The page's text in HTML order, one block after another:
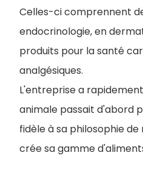
Celles-ci comprennent
endocrinologie, en
produits pour la santé
analgésiques.
L'entreprise a
animale passait d'abord
fidèle à sa philosophie
crée sa gamme